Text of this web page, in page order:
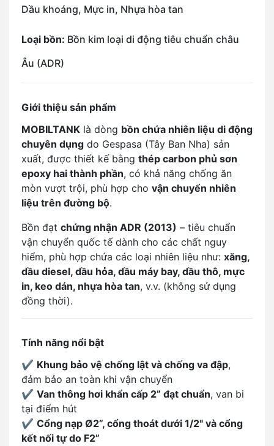
Dầu khoáng, Mực in, Nhựa hòa tan
Loại bồn: Bồn kim loại di động tiêu chuẩn châu
Âu (ADR)
Giới thiệu sản phẩm
MOBILTANK là dòng bồn chứa nhiên liệu di động
chuyên dụng do Gespasa (Tây Ban Nha) sản
xuất, được thiết kế bằng thép carbon phủ sơn
epoxy hai thành phần, có khả năng chống ăn
mòn vượt trội, phù hợp cho vận chuyển nhiên
liệu trên đường bộ.
Bồn đạt chứng nhận ADR (2013) – tiêu chuẩn
vận chuyển quốc tế dành cho các chất nguy
hiểm, phù hợp chứa các loại nhiên liệu như: xăng,
dầu diesel, dầu hỏa, dầu máy bay, dầu thô, mực
in, keo dán, nhựa hòa tan, v.v. (không sử dụng
đồng thời).
Tính năng nổi bật
✔️ Khung bảo vệ chống lật và chống va đập,
đảm bảo an toàn khi vận chuyển
✔️ Van thông hơi khẩn cấp 2” đạt chuẩn, van bi
tại điểm hút
✔️ Cổng nạp Ø2”, cổng thoát dưới 1/2" và cổng
kết nối tự do F2”